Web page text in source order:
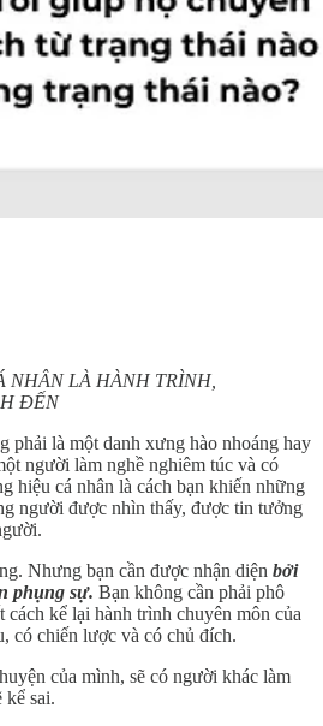
NHÂN LÀ HÀNH TRÌNH,
ĐẾN
phải là một danh xưng hào nhoáng hay
người làm nghề nghiêm túc và có
hiệu cá nhân là cách bạn khiến những
người được nhìn thấy, được tin tưởng
Nhưng bạn cần được nhận diện bởi
phụng sự. Bạn không cần phải phô
kể lại hành trình chuyên môn của
có chiến lược và có chủ đích.
của mình, sẽ có người khác làm
kể sai.